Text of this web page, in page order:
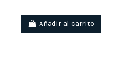
Añadir al carrito